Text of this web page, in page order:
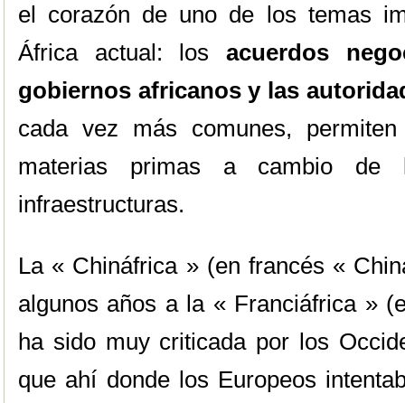
el corazón de uno de los temas
África actual: los acuerdos
gobiernos africanos y las
cada vez más comunes,
materias primas a cambio de
infraestructuras.
La « Chináfrica » (en francés «
algunos años a la « Franciáfrica »
ha sido muy criticada por los
que ahí donde los Europeos